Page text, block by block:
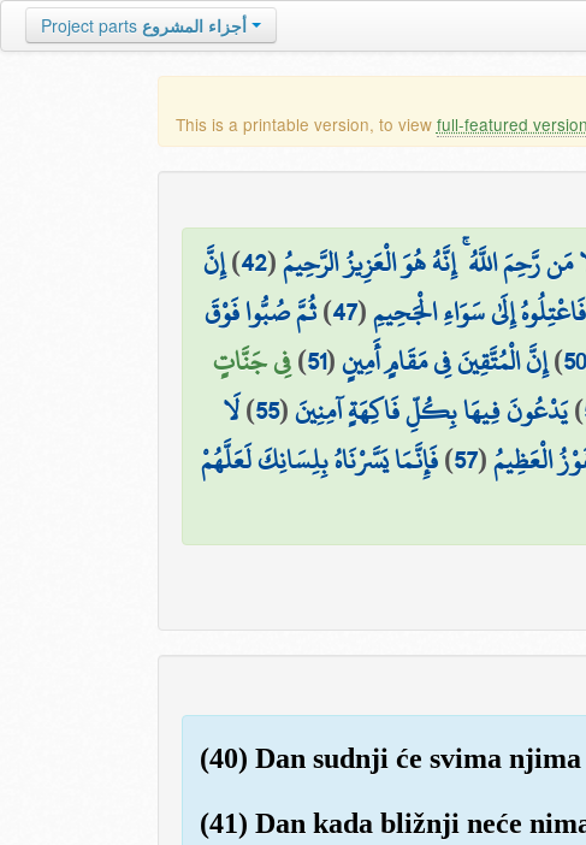
Project parts أجزاء المشروع
This is a printable version, to view full-featured version
مَن رَّحِمَ اللَّهُ ۚ إِنَّهُ هُوَ الْعَزِيزُ الرَّحِيمُ(
42
)إِنَّ
إِلَىٰ سَوَاءِ الْجَحِيمِ(
47
)ثُمَّ صُبُّوا فَوْقَ
50
)إِنَّ الْمُتَّقِينَ فِي مَقَامٍ أَمِينٍ(
51
)فِي جَنَّاتٍ
)يَدْعُونَ فِيهَا بِكُلِّ فَاكِهَةٍ آمِنِينَ(
55
)لَا
الْعَظِيمُ(
57
)فَإِنَّمَا يَسَّرْنَاهُ بِلِسَانِكَ لَعَلَّهُمْ
(40) Dan sudnji će svima
(41) Dan kada bližnji neće